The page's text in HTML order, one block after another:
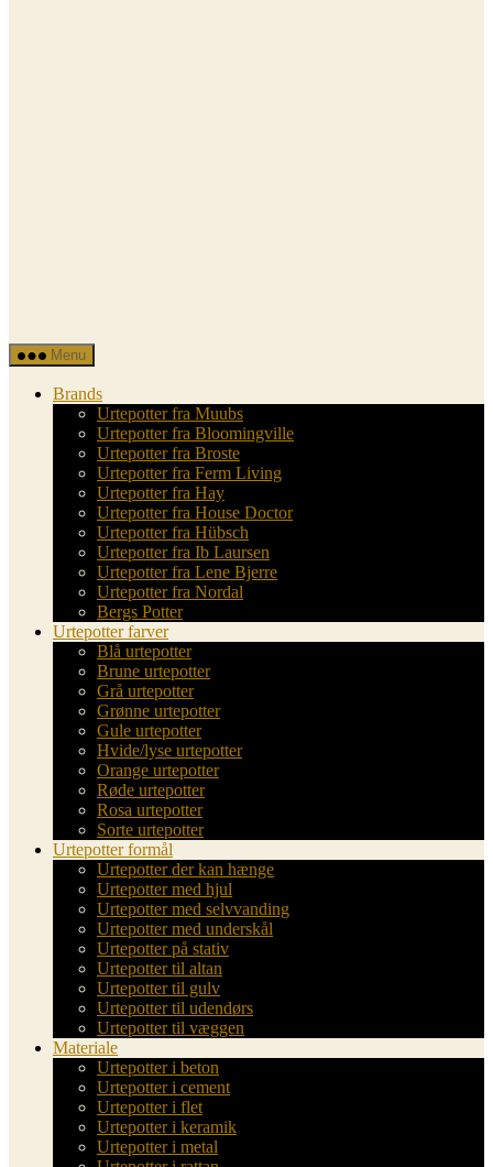
Urtepotterne.dk
Menu
Brands
Urtepotter fra Muubs
Urtepotter fra Bloomingville
Urtepotter fra Broste
Urtepotter fra Ferm Living
Urtepotter fra Hay
Urtepotter fra House Doctor
Urtepotter fra Hübsch
Urtepotter fra Ib Laursen
Urtepotter fra Lene Bjerre
Urtepotter fra Nordal
Bergs Potter
Urtepotter farver
Blå urtepotter
Brune urtepotter
Grå urtepotter
Grønne urtepotter
Gule urtepotter
Hvide/lyse urtepotter
Orange urtepotter
Røde urtepotter
Rosa urtepotter
Sorte urtepotter
Urtepotter formål
Urtepotter der kan hænge
Urtepotter med hjul
Urtepotter med selvvanding
Urtepotter med underskål
Urtepotter på stativ
Urtepotter til altan
Urtepotter til gulv
Urtepotter til udendørs
Urtepotter til væggen
Materiale
Urtepotter i beton
Urtepotter i cement
Urtepotter i flet
Urtepotter i keramik
Urtepotter i metal